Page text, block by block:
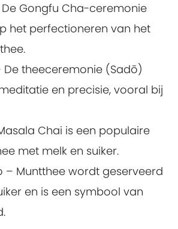
Gongfu Cha-ceremonie
het perfectioneren van het
De theeceremonie (Sadō)
en precisie, vooral bij
Chai is een populaire
met melk en suiker.
– Muntthee wordt geserveerd
en is een symbool van